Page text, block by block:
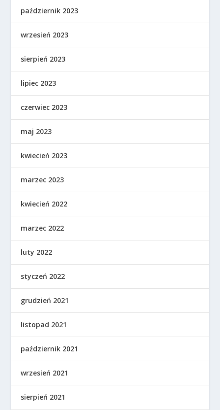
październik 2023
wrzesień 2023
sierpień 2023
lipiec 2023
czerwiec 2023
maj 2023
kwiecień 2023
marzec 2023
kwiecień 2022
marzec 2022
luty 2022
styczeń 2022
grudzień 2021
listopad 2021
październik 2021
wrzesień 2021
sierpień 2021